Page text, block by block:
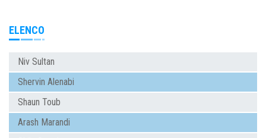
ELENCO
Niv Sultan
Shervin Alenabi
Shaun Toub
Arash Marandi